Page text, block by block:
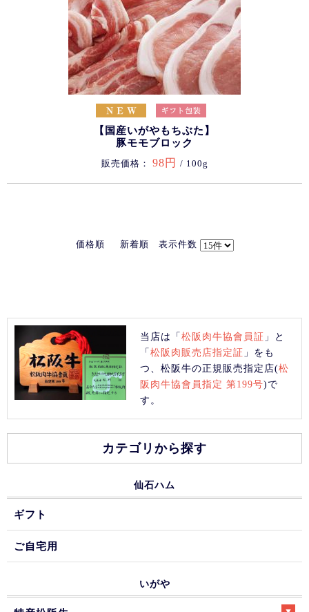
【国産いがやもちぶた】
豚モモブロック
販売価格： 98円 / 100g
価格順 新着順 表示件数
当店は「松阪肉牛協會員証 」と
「松阪肉販売店指定証 」をも
つ、松阪牛の正規販売指定店(松
阪肉牛協會員指定 第199号)で
す。
カテゴリから探す
仙石ハム
ギフト
ご自宅用
いがや